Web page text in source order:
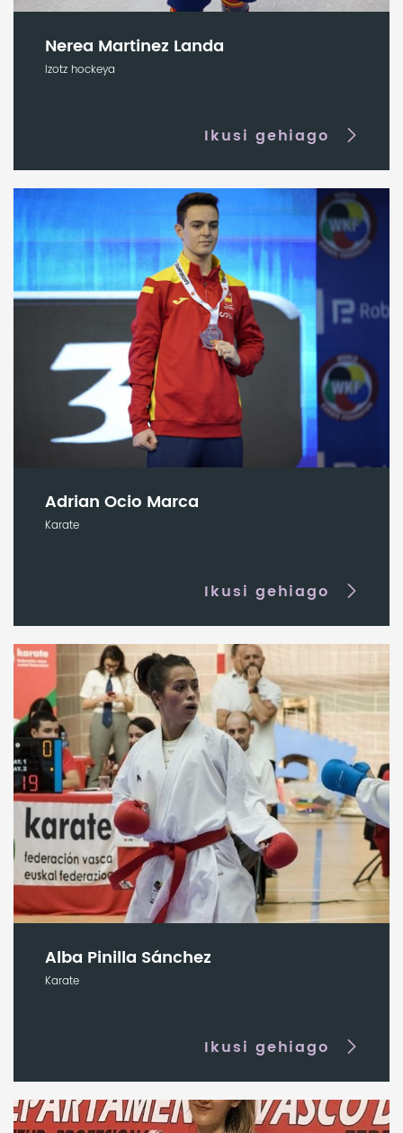
Nerea Martinez Landa
Izotz hockeya
Ikusi gehiago
Adrian Ocio Marca
Karate
Ikusi gehiago
Alba Pinilla Sánchez
Karate
Ikusi gehiago